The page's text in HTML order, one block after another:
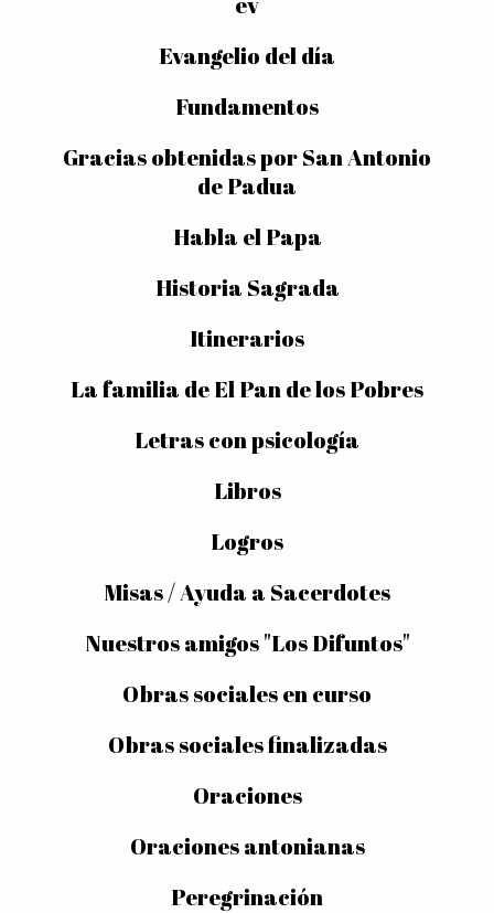
Evangelio del día
Fundamentos
Gracias obtenidas por San Antonio
de Padua
Habla el Papa
Historia Sagrada
Itinerarios
La familia de El Pan de los Pobres
Letras con psicología
Libros
Logros
Misas / Ayuda a Sacerdotes
Nuestros amigos "Los Difuntos"
Obras sociales en curso
Obras sociales finalizadas
Oraciones
Oraciones antonianas
Peregrinación